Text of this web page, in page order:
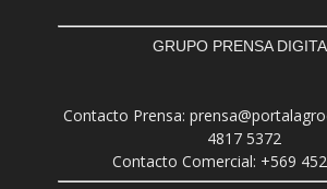
GRUPO PRENSA
Contacto Prensa:
4817 5372
Contacto Comercial: +569